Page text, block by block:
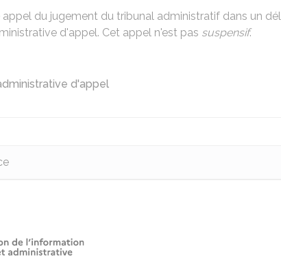
du jugement du tribunal administratif dans un
d'appel. Cet appel n'est pas suspensif.
d'appel